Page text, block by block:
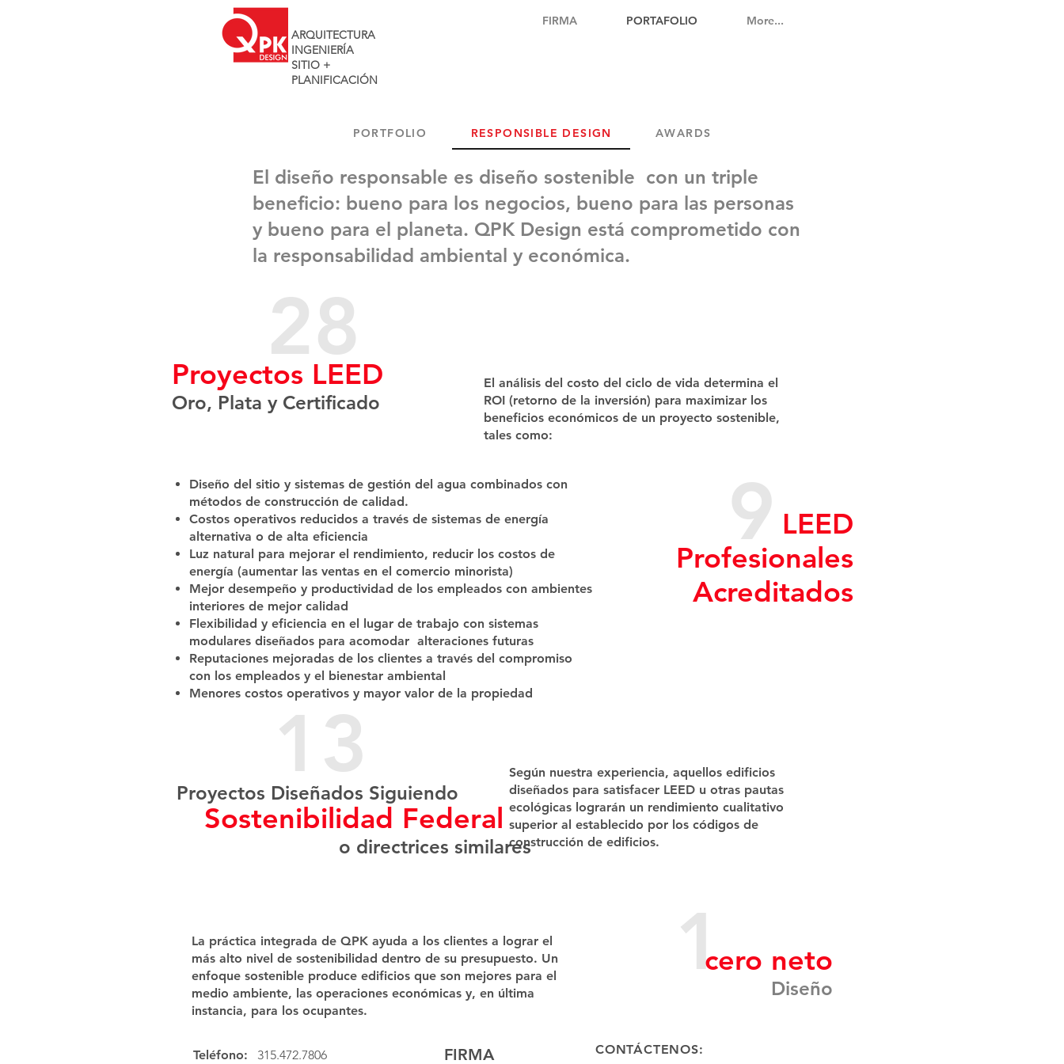
ARQUITECTURA
INGENIERÍA
SITIO +
PLANIFICACIÓN
FIRMA PORTAFOLIO More...
El diseño responsable es diseño sostenible con un triple
beneficio: bueno para los negocios, bueno para las personas
y bueno para el planeta. QPK Design está comprometido con
la responsabilidad ambiental y económica.
28​
Proyectos LEED
Oro, Plata y Certificado
El análisis del costo del ciclo de vida determina el
ROI (retorno de la inversión) para maximizar los
beneficios económicos de un proyecto sostenible,
tales como:
Diseño del sitio y sistemas de gestión del agua combinados con
métodos de construcción de calidad.
Costos operativos reducidos a través de sistemas de energía
alternativa o de alta eficiencia
Luz natural para mejorar el rendimiento, reducir los costos de
energía (aumentar las ventas en el comercio minorista)
Mejor desempeño y productividad de los empleados con ambientes
interiores de mejor calidad
Flexibilidad y eficiencia en el lugar de trabajo con sistemas
modulares diseñados para acomodar alteraciones futuras
Reputaciones mejoradas de los clientes a través del compromiso
con los empleados y el bienestar ambiental
Menores costos operativos y mayor valor de la propiedad
9 LEED
Profesionales
Acreditados
13​
Proyectos Diseñados Siguiendo
Sostenibilidad Federal
o directrices similares
Según nuestra experiencia, aquellos edificios
diseñados para satisfacer LEED u otras pautas
ecológicas lograrán un rendimiento cualitativo
superior al establecido por los códigos de
construcción de edificios.​
La práctica integrada de QPK ayuda a los clientes a lograr el
más alto nivel de sostenibilidad dentro de su presupuesto. Un
enfoque sostenible produce edificios que son mejores para el
medio ambiente, las operaciones económicas y, en última
instancia, para los ocupantes.​
1cero neto
Diseño
PORTFOLIO RESPONSIBLE DESIGN AWARDS
Teléfono: 315.472.7806 FIRMA CONTÁCTENOS: